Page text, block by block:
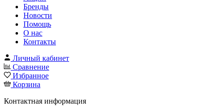
Бренды
Новости
Помощь
О нас
Контакты
Личный кабинет
Сравнение
Избранное
Корзина
Контактная информация